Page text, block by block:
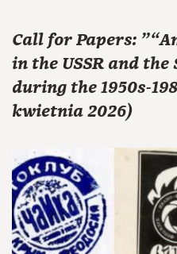
Call for Papers:
in the USSR and
during the 1950s-
kwietnia 2026)